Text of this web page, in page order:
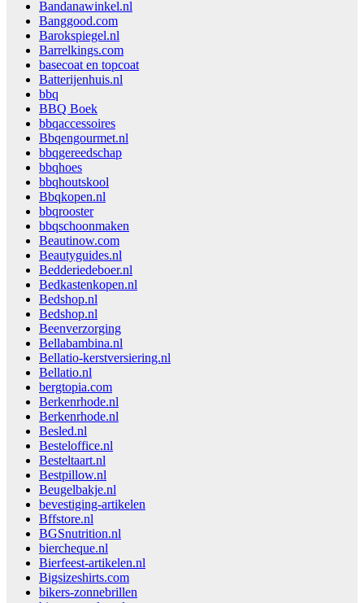
Bandanawinkel.nl
Banggood.com
Barokspiegel.nl
Barrelkings.com
basecoat en topcoat
Batterijenhuis.nl
bbq
BBQ Boek
bbqaccessoires
Bbqengourmet.nl
bbqgereedschap
bbqhoes
bbqhoutskool
Bbqkopen.nl
bbqrooster
bbqschoonmaken
Beautinow.com
Beautyguides.nl
Bedderiedeboer.nl
Bedkastenkopen.nl
Bedshop.nl
Bedshop.nl
Beenverzorging
Bellabambina.nl
Bellatio-kerstversiering.nl
Bellatio.nl
bergtopia.com
Berkenrhode.nl
Berkenrhode.nl
Besled.nl
Besteloffice.nl
Besteltaart.nl
Bestpillow.nl
Beugelbakje.nl
bevestiging-artikelen
Bffstore.nl
BGSnutrition.nl
biercheque.nl
Bierfeest-artikelen.nl
Bigsizeshirts.com
bikers-zonnebrillen